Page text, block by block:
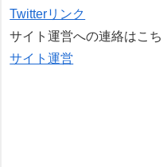
Twitterリンク
サイト運営への連絡はこち
サイト運営